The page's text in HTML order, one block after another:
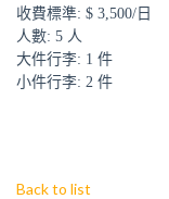
收費標準: $ 3,500/日
人數: 5 人
大件行李: 1 件
小件行李: 2 件
Back to list